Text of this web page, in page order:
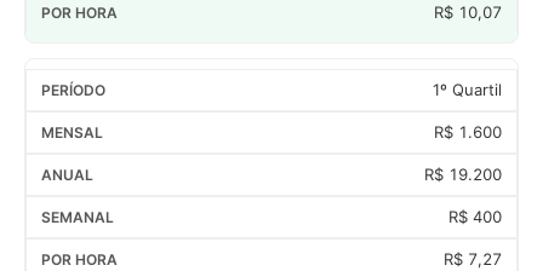
R$ 10,07
1º Quartil
R$ 1.600
R$ 19.200
R$ 400
R$ 7,27